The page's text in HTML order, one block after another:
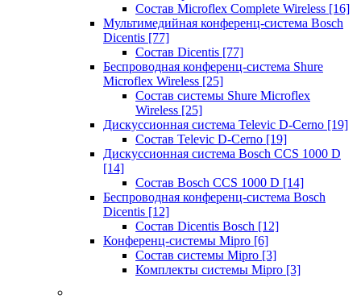
Состав Microflex Complete Wireless [16]
Мультимедийная конференц-система Bosch
Dicentis [77]
Состав Dicentis [77]
Беспроводная конференц-система Shure
Microflex Wireless [25]
Состав системы Shure Microflex
Wireless [25]
Дискуссионная система Televic D-Cerno [19]
Состав Televic D-Cerno [19]
Дискуссионная система Bosch CCS 1000 D
[14]
Состав Bosch CCS 1000 D [14]
Беспроводная конференц-система Bosch
Dicentis [12]
Состав Dicentis Bosch [12]
Конференц-системы Mipro [6]
Состав системы Mipro [3]
Комплекты системы Mipro [3]